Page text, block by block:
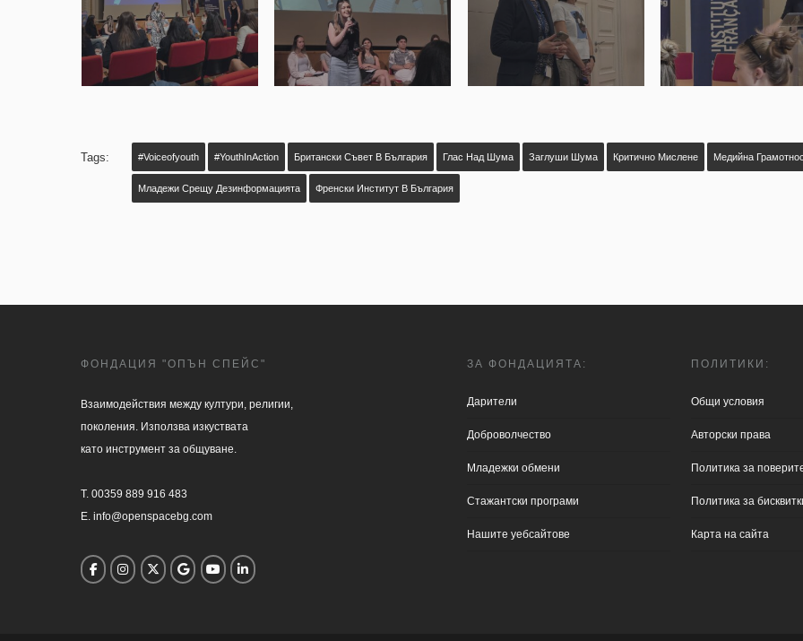
Tags: #Voiceofyouth #YouthInAction Британски Съвет В България Глас Над Шума Заглуши Шума Критично Мислене Медийна
Младежи Срещу Дезинформацията Френски Институт В България
ФОНДАЦИЯ "ОПЪН СПЕЙС"
Взаимодействия между култури, религии,
поколения. Използва изкуствата
като инструмент за общуване.
T. 00359 889 916 483
E. info@openspacebg.com
ЗА ФОНДАЦИЯТА:
Дарители
Доброволчество
Младежки обмени
Стажантски програми
Нашите уебсайтове
ПОЛИТИКИ:
Общи условия
Aвторски права
Политика за
Политика за
Карта на сайта